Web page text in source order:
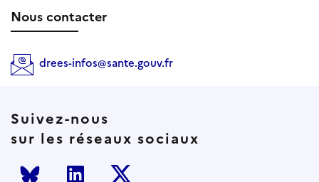
Nous contacter
drees-infos@sante.gouv.fr
Suivez-nous
sur les réseaux sociaux